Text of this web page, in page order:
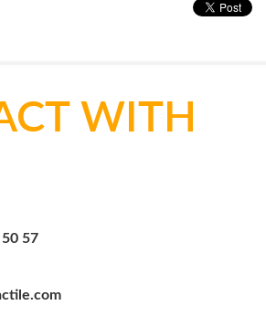
WITH
57